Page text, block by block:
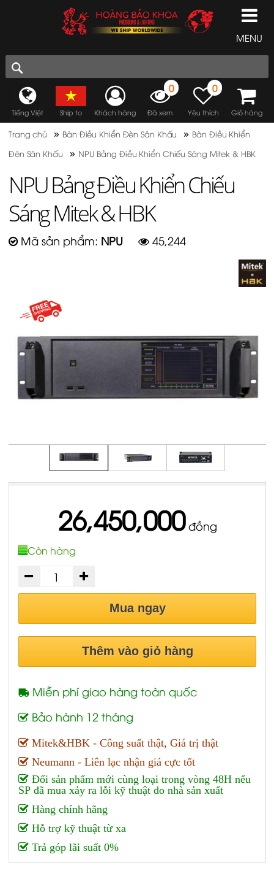
MENU
Tiếng Việt Ship to Khách hàng
0
Đã xem
0
Yêu thích Giỏ hàng
Trang chủ » Bàn Điều Khiển Đèn Sân Khấu » Bàn Điều Khiển
Đèn Sân Khấu
» NPU Bảng Điều Khiển Chiếu Sáng Mitek & HBK
NPU Bảng Điều Khiển Chiếu
Sáng Mitek & HBK
Mã sản phẩm: NPU 45,244
26,450,000đồng
Còn hàng
Mua ngay
Thêm vào giỏ hàng
Miễn phí giao hàng toàn quốc
Bảo hành 12 tháng
Mitek&HBK - Công suất thật, Giá trị thật
Neumann - Liên lạc nhận giá cực tốt
Đổi sản phẩm mới cùng loại trong vòng 48H nếu
SP đã mua xảy ra lỗi kỹ thuật do nhà sản xuất
Hàng chính hãng
Hỗ trợ kỹ thuật từ xa
Trả góp lãi suất 0%